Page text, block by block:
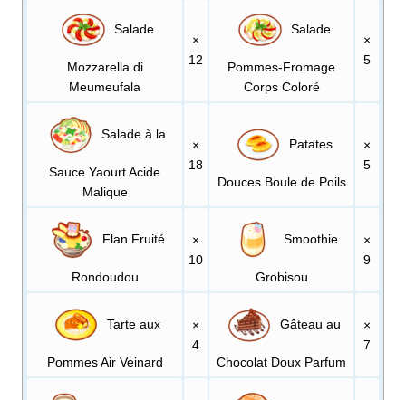
Salade
Mozzarella di
Meumeufala
×
12
Salade
Pommes-Fromage
Corps Coloré
×
5
Salade à la
Sauce Yaourt Acide
Malique
×
18
Patates
Douces Boule de Poils
×
5
Flan Fruité
Rondoudou
×
10
Smoothie
Grobisou
×
9
Tarte aux
Pommes Air Veinard
×
4
Gâteau au
Chocolat Doux Parfum
×
7